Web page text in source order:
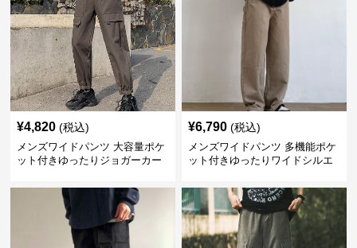
¥4,820 (税込)
メンズワイドパンツ 大容量ポケ
ット付きゆったりジョガーカー
¥6,790 (税込)
メンズワイドパンツ 多機能ポケ
ット付きゆったりワイドシルエ